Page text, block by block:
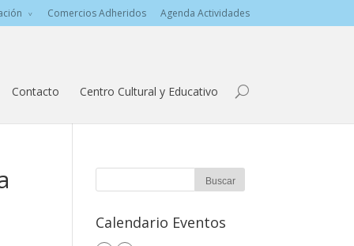
Comercios Adheridos Agenda Actividades
Contacto Centro Cultural y Educativo
Calendario Eventos